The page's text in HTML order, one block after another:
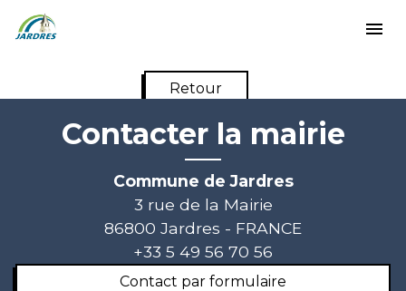
menu
Retour
Contacter la mairie
Commune de Jardres
3 rue de la Mairie
86800 Jardres - FRANCE
+33 5 49 56 70 56
Contact par formulaire